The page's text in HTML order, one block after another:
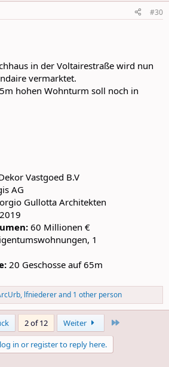
#30
in der Voltairestraße wird nun
vermarktet.
hohen Wohnturm soll noch in
Vastgoed B.V
AG​
Gullotta Architekten
60 Millionen €
1
20 Geschosse auf 65m
, lfniedererand 1 other person
2 of 12 Weiter
in or register to reply here.